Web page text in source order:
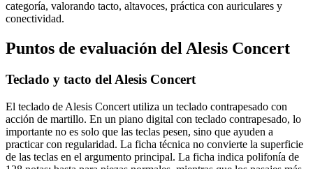
categoría, valorando tacto, altavoces, práctica con auriculares y
conectividad.
Puntos de evaluación del Alesis Concert
Teclado y tacto del Alesis Concert
El teclado de Alesis Concert utiliza un teclado contrapesado con
acción de martillo. En un piano digital con teclado contrapesado, lo
importante no es solo que las teclas pesen, sino que ayuden a
practicar con regularidad. La ficha técnica no convierte la superficie
de las teclas en el argumento principal. La ficha indica polifonía de